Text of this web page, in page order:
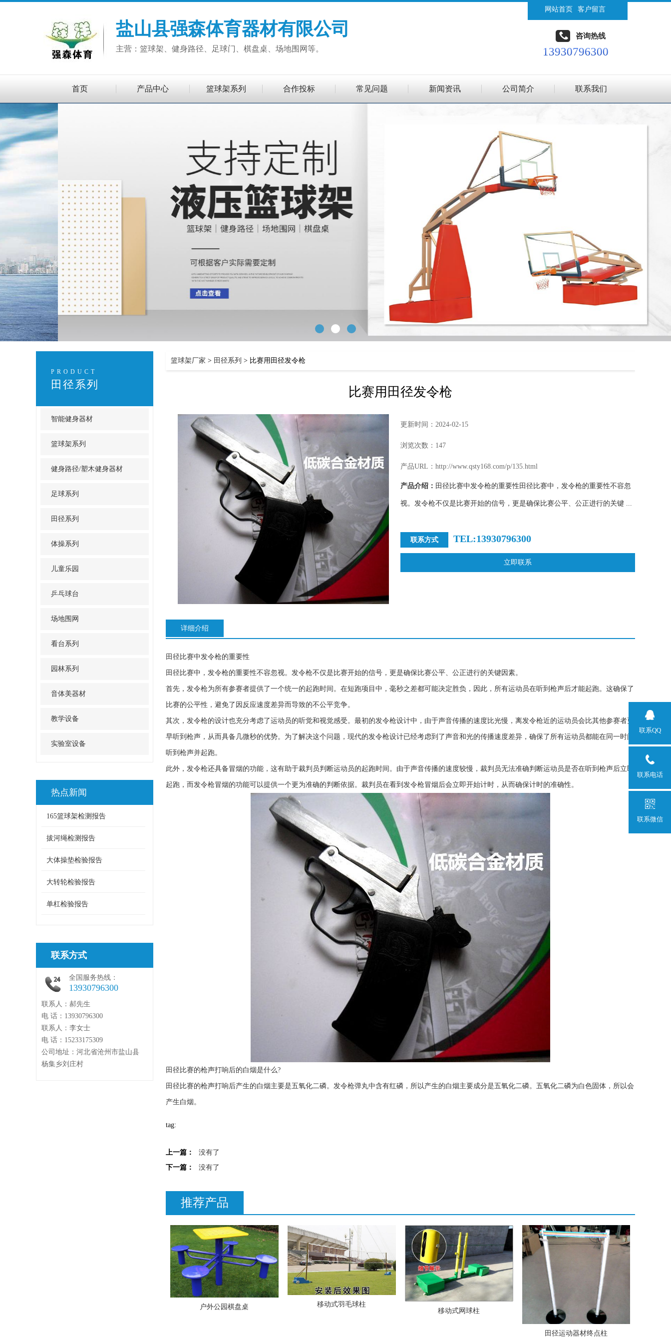
盐山县强森体育器材有限公司
主营：篮球架、健身路径、足球门、棋盘桌、场地围网等。
网站首页 客户留言
咨询热线
13930796300
首页 产品中心 篮球架系列 合作投标 常见问题 新闻资讯 公司简介 联系我们
PRODUCT
田径系列
智能健身器材
篮球架系列
健身路径/塑木健身器材
足球系列
田径系列
体操系列
儿童乐园
乒乓球台
场地围网
看台系列
园林系列
音体美器材
教学设备
实验室设备
热点新闻
165篮球架检测报告
拔河绳检测报告
大体操垫检验报告
大转轮检验报告
单杠检验报告
联系方式
全国服务热线：
13930796300
联系人：郝先生
电 话：13930796300
联系人：李女士
电 话：15233175309
公司地址：河北省沧州市盐山县
杨集乡刘庄村
篮球架厂家 > 田径系列 > 比赛用田径发令枪
比赛用田径发令枪
更新时间：2024-02-15
浏览次数：147
产品URL：http://www.qsty168.com/p/135.html
产品介绍： 田径比赛中发令枪的重要性田径比赛中，发令枪的重要性不容忽
视。发令枪不仅是比赛开始的信号，更是确保比赛公平、公正进行的关键 ...
联系方式 TEL:13930796300
立即联系
详细介绍
田径比赛中发令枪的重要性
田径比赛中，发令枪的重要性不容忽视。发令枪不仅是比赛开始的信号，更是确保比赛公平、公正进行的关键因素。
首先，发令枪为所有参赛者提供了一个统一的起跑时间。在短跑项目中，毫秒之差都可能决定胜负，因此，所有运动员在听到枪声后才能起跑。这确保了
比赛的公平性，避免了因反应速度差异而导致的不公平竞争。
其次，发令枪的设计也充分考虑了运动员的听觉和视觉感受。最初的发令枪设计中，由于声音传播的速度比光慢，离发令枪近的运动员会比其他参赛者更
早听到枪声，从而具备几微秒的优势。为了解决这个问题，现代的发令枪设计已经考虑到了声音和光的传播速度差异，确保了所有运动员都能在同一时间
听到枪声并起跑。
此外，发令枪还具备冒烟的功能，这有助于裁判员判断运动员的起跑时间。由于声音传播的速度较慢，裁判员无法准确判断运动员是否在听到枪声后立即
起跑，而发令枪冒烟的功能可以提供一个更为准确的判断依据。裁判员在看到发令枪冒烟后会立即开始计时，从而确保计时的准确性。
田径比赛的枪声打响后的白烟是什么?
田径比赛的枪声打响后产生的白烟主要是五氧化二磷。发令枪弹丸中含有红磷，所以产生的白烟主要成分是五氧化二磷。五氧化二磷为白色固体，所以会
产生白烟。
tag:
上一篇：
没有了
下一篇：
没有了
推荐产品
户外公园棋盘桌
移动式羽毛球柱
移动式网球柱
田径运动器材终点柱
联系QQ
联系电话
联系微信